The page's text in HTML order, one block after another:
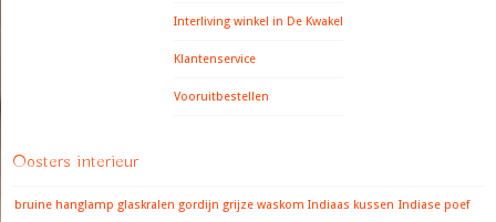
Interliving winkel in De Kwakel
Klantenservice
Vooruitbestellen
Oosters interieur
bruine hanglamp glaskralen gordijn grijze waskom Indiaas kussen Indiase poef